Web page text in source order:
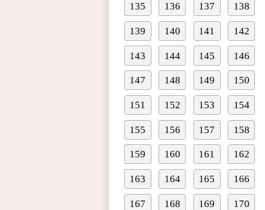
135 136 137 138
139 140 141 142
143 144 145 146
147 148 149 150
151 152 153 154
155 156 157 158
159 160 161 162
163 164 165 166
167 168 169 170